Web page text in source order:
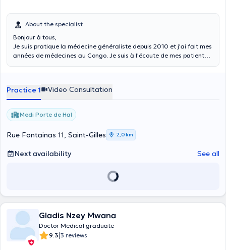
About the specialist
Bonjour à tous,
Je suis pratique la médecine généraliste depuis 2010 et j'ai fait mes
années de médecines au Congo. Je suis à l'écoute de mes patients,
langues nationales du Congo et l'anglais mais niveau de base.
Practice 1 Video Consultation
Medi Porte de Hal
Rue Fontainas 11, Saint-Gilles 2,0 km
Next availability See all
Gladis Nzey Mwana
Doctor Medical graduate
9.3|3 reviews